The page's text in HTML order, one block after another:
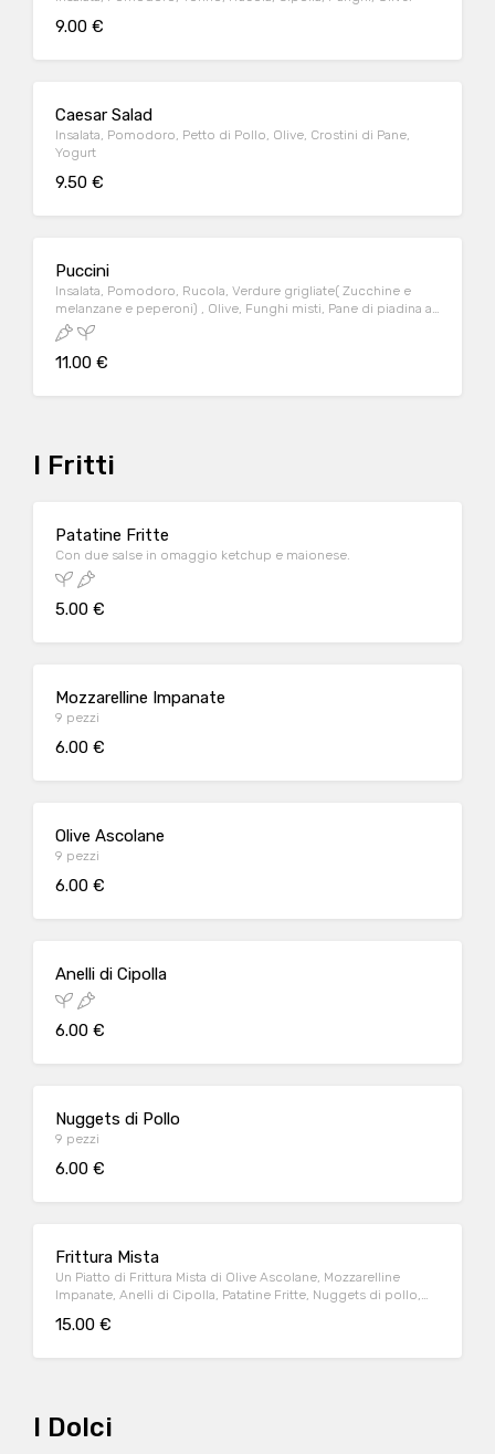
9.00 €
Caesar Salad
Insalata, Pomodoro, Petto di Pollo, Olive, Crostini di Pane,
Yogurt
9.50 €
Puccini
Insalata, Pomodoro, Rucola, Verdure grigliate( Zucchine e
melanzane e peperoni) , Olive, Funghi misti, Pane di piadina a
triangolari fritti
11.00 €
I Fritti
Patatine Fritte
Con due salse in omaggio ketchup e maionese.
5.00 €
Mozzarelline Impanate
9 pezzi
6.00 €
Olive Ascolane
9 pezzi
6.00 €
Anelli di Cipolla
6.00 €
Nuggets di Pollo
9 pezzi
6.00 €
Frittura Mista
Un Piatto di Frittura Mista di Olive Ascolane, Mozzarelline
Impanate, Anelli di Cipolla, Patatine Fritte, Nuggets di pollo,
15.00 €
I Dolci